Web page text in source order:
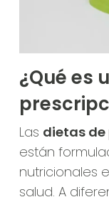
¿Qué es
Las dietas
están
nutricionales
salud. A